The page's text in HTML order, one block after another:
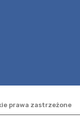
prawa zastrzeżone